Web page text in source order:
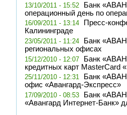
13/10/2011 - 15:52
Банк
операционный день по
16/09/2011 - 13:14
Пресс-
Калининграде
23/05/2011 - 11:24
Банк
региональных офисах
15/12/2010 - 12:07
Банк
кредитных карт MasterCard
25/11/2010 - 12:31
Банк
офис «Авангард-Экспресс»
17/09/2010 - 08:53
Банк
«Авангард Интернет-Банк»